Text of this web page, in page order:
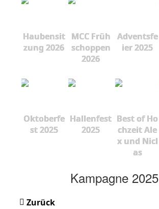
Haubensit
zung 2026
MCC Früh
schoppen
2026
Adventsfe
ier 2025
Oktoberfe
st 2025
Hallenfest
2025
Best of Ho
chzeit Ale
x und Nicl
as
Kampagne 2025
Zurück